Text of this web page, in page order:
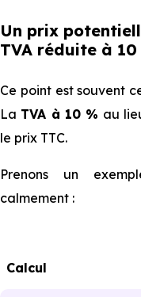
Un prix
TVA réduite à 10
Ce point est souvent
La TVA à 10 % au
le prix TTC.
Prenons un
calmement :
Calcul